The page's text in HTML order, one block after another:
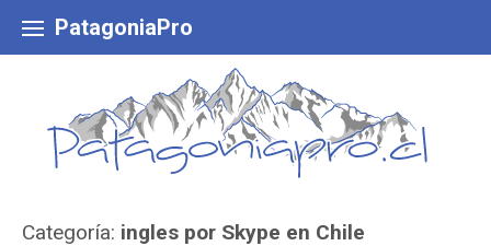
content
PatagoniaPro
Categoría: ingles por Skype en Chile